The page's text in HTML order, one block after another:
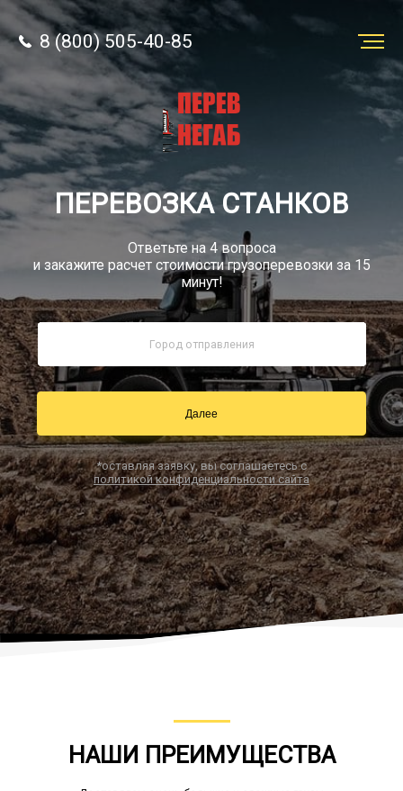
8 (800) 505-40-85
Звонок по России бесплатно
sale@simtruck-negabarit.ru
Заказать звонок
Заказать
перевозку
Грузы
8 (800) 505-40-85
ПЕРЕВОЗКА СТАНКОВ
Ответьте на 4 вопроса
и закажите расчет стоимости грузоперевозки за 15
минут!
Далее
*оставляя заявку, вы соглашаетесь с
политикой конфиденциальности сайта
НАШИ ПРЕИМУЩЕСТВА